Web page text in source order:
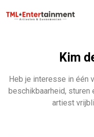
Kim
Heb je interesse in één
beschikbaarheid,
artiest